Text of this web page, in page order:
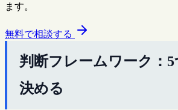
ます。
無料で相談する
判断フレームワーク：
決める